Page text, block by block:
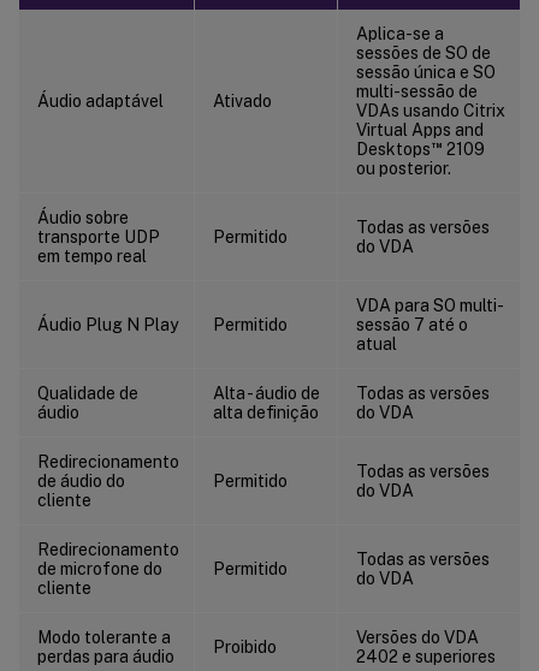
Áudio adaptável Ativado
Aplica-se a
sessões de SO de
sessão única e SO
multi-sessão de
VDAs usando Citrix
Virtual Apps and
Desktops™ 2109
ou posterior.
Áudio sobre
transporte UDP
em tempo real
Permitido
Todas as versões
do VDA
Áudio Plug N Play Permitido
VDA para SO multi-
sessão 7 até o
atual
Qualidade de
áudio
Alta - áudio de
alta definição
Todas as versões
do VDA
Redirecionamento
de áudio do
cliente
Permitido
Todas as versões
do VDA
Redirecionamento
de microfone do
cliente
Permitido
Todas as versões
do VDA
Modo tolerante a
perdas para áudio
Proibido
Versões do VDA
2402 e superiores